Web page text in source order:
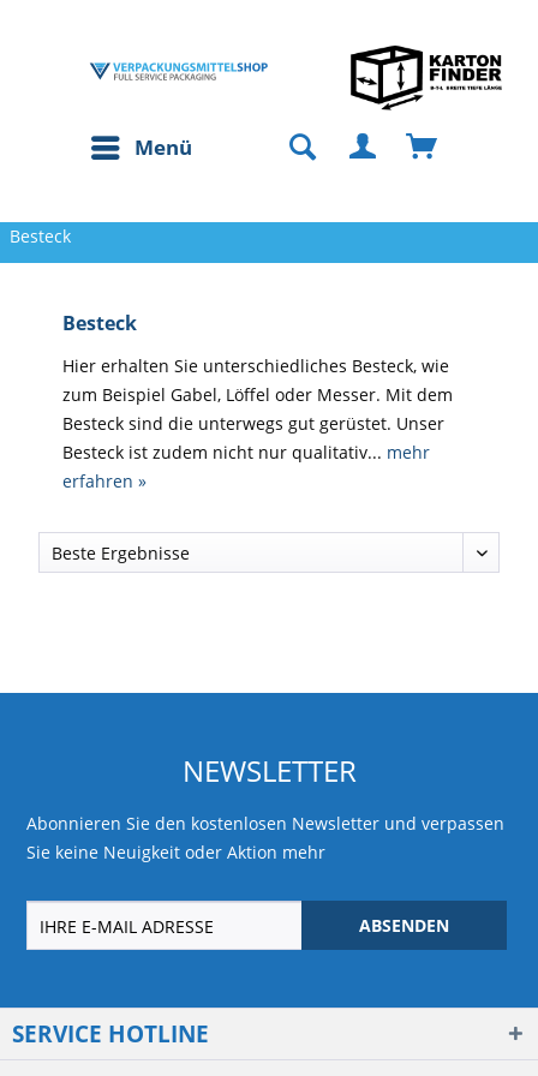
Menü
Besteck
Besteck
Hier erhalten Sie unterschiedliches Besteck, wie
zum Beispiel Gabel, Löffel oder Messer. Mit dem
Besteck sind die unterwegs gut gerüstet. Unser
Besteck ist zudem nicht nur qualitativ... mehr
erfahren »
NEWSLETTER
Abonnieren Sie den kostenlosen Newsletter und verpassen
Sie keine Neuigkeit oder Aktion mehr
ABSENDEN
SERVICE HOTLINE